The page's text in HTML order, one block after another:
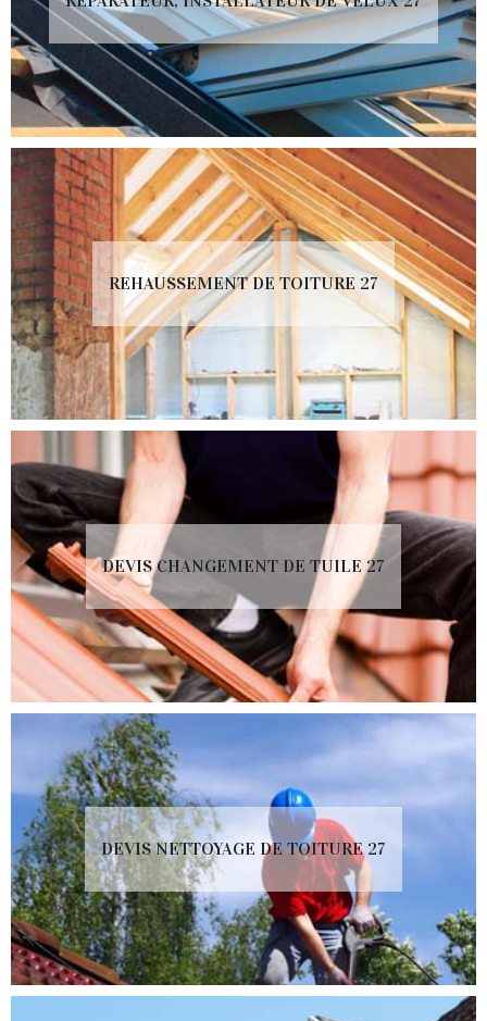
REHAUSSEMENT DE TOITURE 27
DEVIS CHANGEMENT DE TUILE 27
DEVIS NETTOYAGE DE TOITURE 27